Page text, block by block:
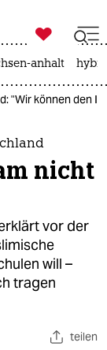

taz zahl ich
anhalt
"Wir können den
nicht
vor der
will –
tragen
teilen